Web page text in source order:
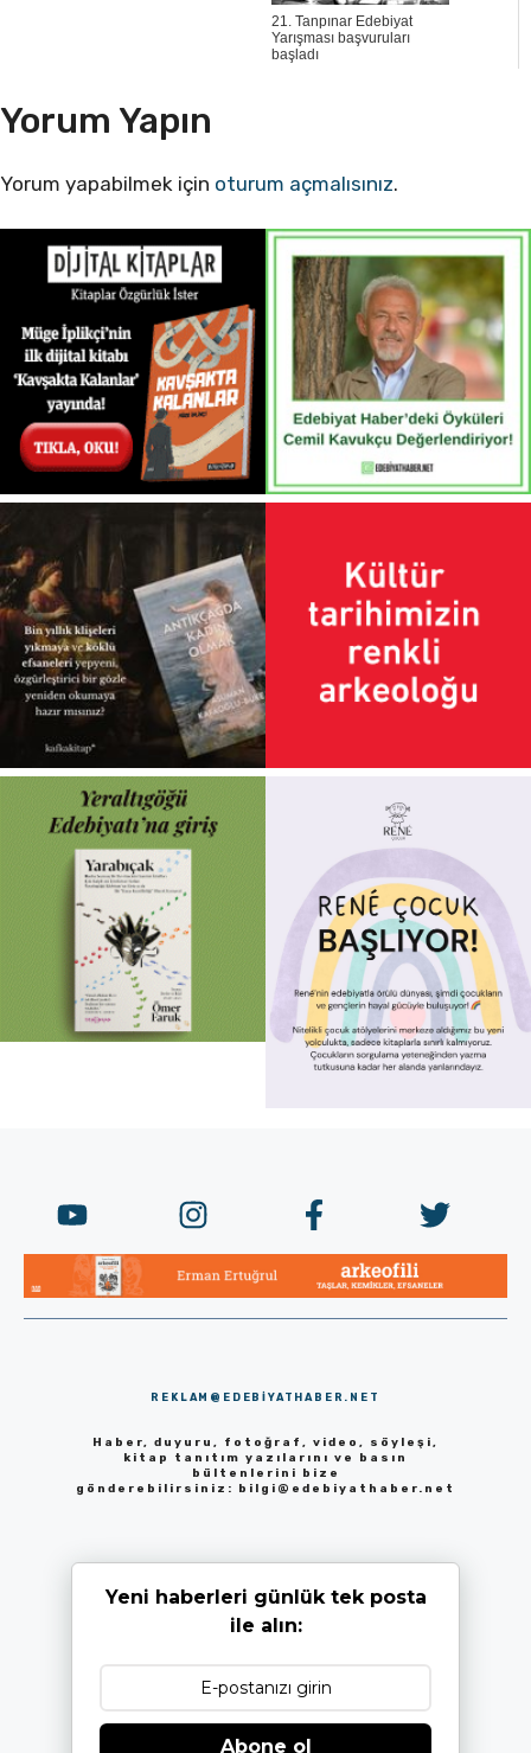
21. Tanpınar Edebiyat
Yarışması başvuruları
başladı
Yorum Yapın
Yorum yapabilmek için oturum açmalısınız.
REKLAM@EDEBIYATHABER.NET
Haber, duyuru, fotoğraf, video, söyleşi,
kitap tanıtım yazılarını ve basın
bültenlerini bize
gönderebilirsiniz: bilgi@edebiyathaber.net
Yeni haberleri günlük tek posta
ile alın:
Abone ol